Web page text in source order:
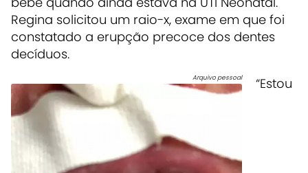
Regina solicitou um raio-x, exame em que foi
constatado a erupção precoce dos dentes
decíduos.
Arquivo pessoal “Estou